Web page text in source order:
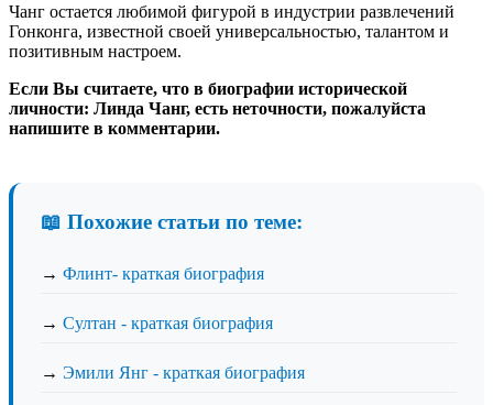
Чанг остается любимой фигурой в индустрии развлечений
Гонконга, известной своей универсальностью, талантом и
позитивным настроем.
Если Вы считаете, что в биографии исторической
личности: Линда Чанг, есть неточности, пожалуйста
напишите в комментарии.
📖 Похожие статьи по теме:
→ Флинт- краткая биография
→ Султан - краткая биография
→ Эмили Янг - краткая биография